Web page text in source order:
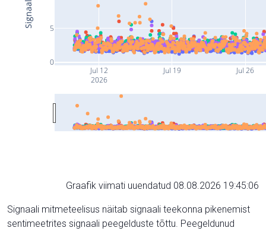
Jul 12
2026
Jul 19 Jul 26
0
5
Graafik viimati uuendatud 08.08.2026 19:45:06
Signaali mitmeteelisus näitab signaali teekonna pikenemist
sentimeetrites signaali peegelduste tõttu. Peegeldunud